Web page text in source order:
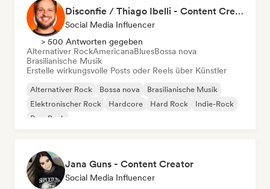
Disconfie / Thiago Ibelli - Content Creator
Social Media Influencer
> 500 Antworten gegeben
Alternativer RockAmericanaBluesBossa nova
Brasilianische Musik
Erstelle wirkungsvolle Posts oder Reels über Künstler
Alternativer Rock Bossa nova
Brasilianische Musik
Elektronischer Rock
Hardcore Hard Rock
Indie-Rock
Pop-Punk
Jana Guns - Content Creator
Social Media Influencer